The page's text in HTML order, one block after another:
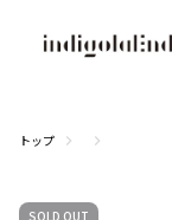
トップ
SOLD OUT